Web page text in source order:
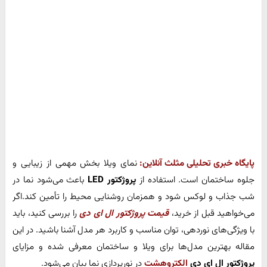
پایگاه خبری تحلیلی مثلث آنلاین: نمای ویلا بخش مهمی از زیبایی و
جلوه ساختمان است. استفاده از پروژکتور LED
باعث می‌شود نما در
شب جذاب و لوکس شود و همزمان روشنایی محیط را تأمین کند.اگر
می‌خواهید قبل از خرید،قیمت پروژکتور ال ای دیرا بررسی کنید، باید
با ویژگی‌های نوردهی، توان مناسب و کاربرد هر مدل آشنا باشید. در این
مقاله بهترین مدل‌ها برای ویلا و ساختمان معرفی شده و مزایای
پروژکتور ال ای دی الکتروهشتدر نورپردازی نما بیان می‌شود.